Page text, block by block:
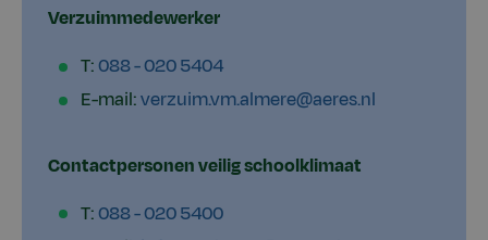
Verzuimmedewerker
T:088 - 020 5404
E-mail:verzuim.vm.almere@aeres.nl
Contactpersonen veilig schoolklimaat
T:088 - 020 5400